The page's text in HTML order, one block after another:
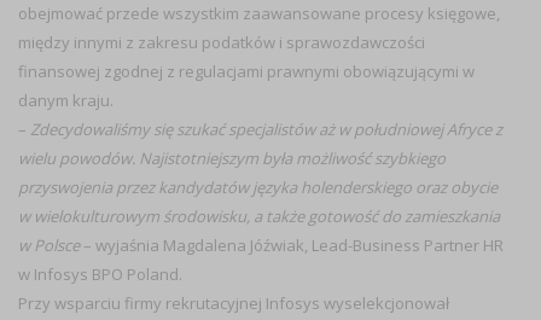
obejmować przede wszystkim zaawansowane procesy księgowe,
między innymi z zakresu podatków i sprawozdawczości
finansowej zgodnej z regulacjami prawnymi obowiązującymi w
danym kraju.
– Zdecydowaliśmy się szukać specjalistów aż w południowej Afryce z
wielu powodów. Najistotniejszym była możliwość szybkiego
przyswojenia przez kandydatów języka holenderskiego oraz obycie
w wielokulturowym środowisku, a także gotowość do zamieszkania
w Polsce– wyjaśnia Magdalena Jóźwiak, Lead-Business Partner HR
w Infosys BPO Poland.
Przy wsparciu firmy rekrutacyjnej Infosys wyselekcjonował